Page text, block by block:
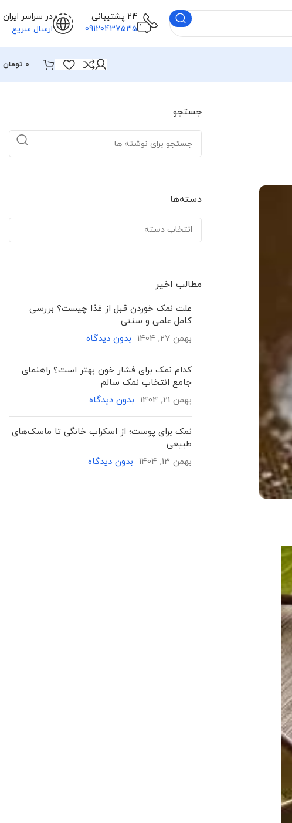
24 پشتیبانی
09120437535
در سراسر ایران
ارسال سریع
0 تومان
جستجو
دسته‌ها
مطالب اخیر
علت نمک خوردن قبل از غذا چیست؟ بررسی
کامل علمی و سنتی
بهمن 27, 1404
بدون دیدگاه
کدام نمک برای فشار خون بهتر است؟ راهنمای
جامع انتخاب نمک سالم
بهمن 21, 1404
بدون دیدگاه
نمک برای پوست؛ از اسکراب خانگی تا ماسک‌های
طبیعی
بهمن 13, 1404
بدون دیدگاه